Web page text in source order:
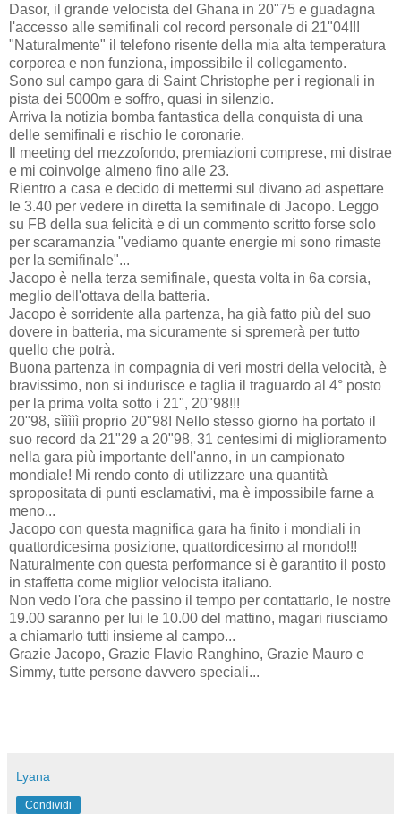
Dasor, il grande velocista del Ghana in 20"75 e guadagna
l'accesso alle semifinali col record personale di 21"04!!!
"Naturalmente" il telefono risente della mia alta temperatura
corporea e non funziona, impossibile il collegamento.
Sono sul campo gara di Saint Christophe per i regionali in
pista dei 5000m e soffro, quasi in silenzio.
Arriva la notizia bomba fantastica della conquista di una
delle semifinali e rischio le coronarie.
Il meeting del mezzofondo, premiazioni comprese, mi distrae
e mi coinvolge almeno fino alle 23.
Rientro a casa e decido di mettermi sul divano ad aspettare
le 3.40 per vedere in diretta la semifinale di Jacopo. Leggo
su FB della sua felicità e di un commento scritto forse solo
per scaramanzia "vediamo quante energie mi sono rimaste
per la semifinale"...
Jacopo è nella terza semifinale, questa volta in 6a corsia,
meglio dell'ottava della batteria.
Jacopo è sorridente alla partenza, ha già fatto più del suo
dovere in batteria, ma sicuramente si spremerà per tutto
quello che potrà.
Buona partenza in compagnia di veri mostri della velocità, è
bravissimo, non si indurisce e taglia il traguardo al 4° posto
per la prima volta sotto i 21", 20"98!!!
20"98, sììììì proprio 20"98! Nello stesso giorno ha portato il
suo record da 21"29 a 20"98, 31 centesimi di miglioramento
nella gara più importante dell'anno, in un campionato
mondiale! Mi rendo conto di utilizzare una quantità
spropositata di punti esclamativi, ma è impossibile farne a
meno...
Jacopo con questa magnifica gara ha finito i mondiali in
quattordicesima posizione, quattordicesimo al mondo!!!
Naturalmente con questa performance si è garantito il posto
in staffetta come miglior velocista italiano.
Non vedo l'ora che passino il tempo per contattarlo, le nostre
19.00 saranno per lui le 10.00 del mattino, magari riusciamo
a chiamarlo tutti insieme al campo...
Grazie Jacopo, Grazie Flavio Ranghino, Grazie Mauro e
Simmy, tutte persone davvero speciali...
Lyana
Condividi